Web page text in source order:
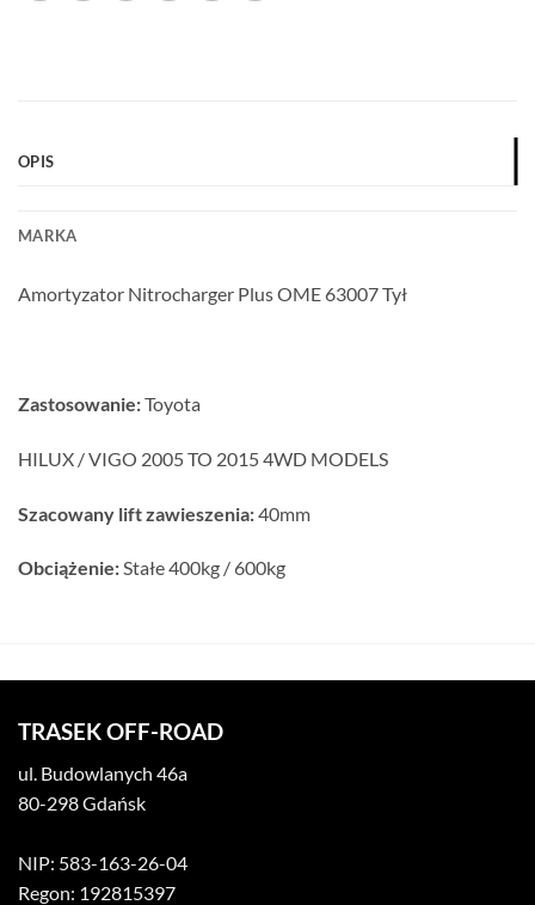
OPIS
MARKA
Amortyzator Nitrocharger Plus OME 63007 Tył
Zastosowanie:Toyota
HILUX / VIGO 2005 TO 2015 4WD MODELS
Szacowany lift zawieszenia:40mm
Obciążenie:Stałe 400kg / 600kg
TRASEK OFF-ROAD
ul. Budowlanych 46a
80-298 Gdańsk
NIP: 583-163-26-04
Regon: 192815397